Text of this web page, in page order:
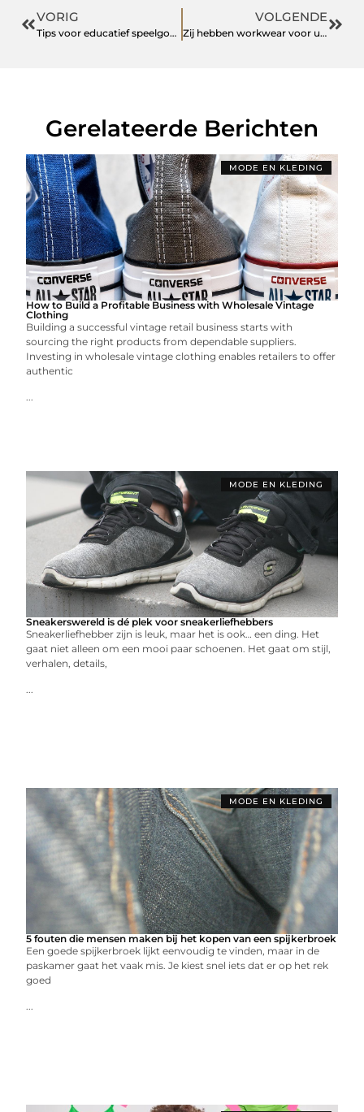
VORIG
Tips voor educatief speelgoed
VOLGENDE
Zij hebben workwear voor uw bedrijf in Rotterdam
Gerelateerde Berichten
MODE EN KLEDING
How to Build a Profitable Business with Wholesale Vintage
Clothing
Building a successful vintage retail business starts with
sourcing the right products from dependable suppliers.
Investing in wholesale vintage clothing enables retailers to offer
authentic
...
MODE EN KLEDING
Sneakerswereld is dé plek voor sneakerliefhebbers
Sneakerliefhebber zijn is leuk, maar het is ook… een ding. Het
gaat niet alleen om een mooi paar schoenen. Het gaat om stijl,
verhalen, details,
...
MODE EN KLEDING
5 fouten die mensen maken bij het kopen van een spijkerbroek
Een goede spijkerbroek lijkt eenvoudig te vinden, maar in de
paskamer gaat het vaak mis. Je kiest snel iets dat er op het rek
goed
...